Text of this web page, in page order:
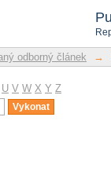
odborný článek →
U V W X Y Z